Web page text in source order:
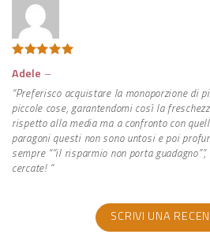
su 5
Adele –
“Preferisco acquistare la monoporzione di
piccole cose, garantendomi così la
rispetto alla media ma a confronto con
paragoni questi non sono untosi e poi
sempre “”il risparmio non porta
cercate! “
SCRIVI UNA